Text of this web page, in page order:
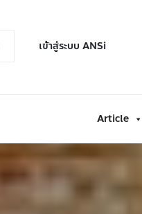
เข้าสู่ระบบ ANSi
Article